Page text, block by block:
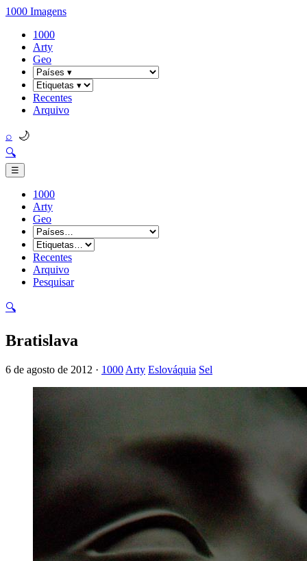
1000 Imagens
1000
Arty
Geo
Recentes
Arquivo
⌕ 🌙
🔍
☰
1000
Arty
Geo
Recentes
Arquivo
Pesquisar
🔍
Bratislava
6 de agosto de 2012 · 1000 Arty Eslováquia Sel